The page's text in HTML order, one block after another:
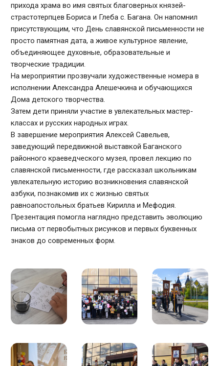
прихода храма во имя святых благоверных князей-
страстотерпцев Бориса и Глеба с. Багана. Он напомнил
присутствующим, что День славянской письменности не
просто памятная дата, а живое культурное явление,
объединяющее духовные, образовательные и
творческие традиции.
На мероприятии прозвучали художественные номера в
исполнении Александра Алешечкина и обучающихся
Дома детского творчества.
Затем дети приняли участие в увлекательных мастер-
классах и русских народных играх.
В завершение мероприятия Алексей Савельев,
заведующий передвижной выставкой Баганского
районного краеведческого музея, провел лекцию по
славянской письменности, где рассказал школьникам
увлекательную историю возникновения славянской
азбуки, познакомив их с жизнью святых
равноапостольных братьев Кирилла и Мефодия.
Презентация помогла наглядно представить эволюцию
письма от первобытных рисунков и первых буквенных
знаков до современных форм.